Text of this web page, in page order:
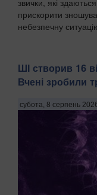
звички, які
прискорити
небезпечну
ШІ створив 16
Вчені зробили
субота, 8 серпень